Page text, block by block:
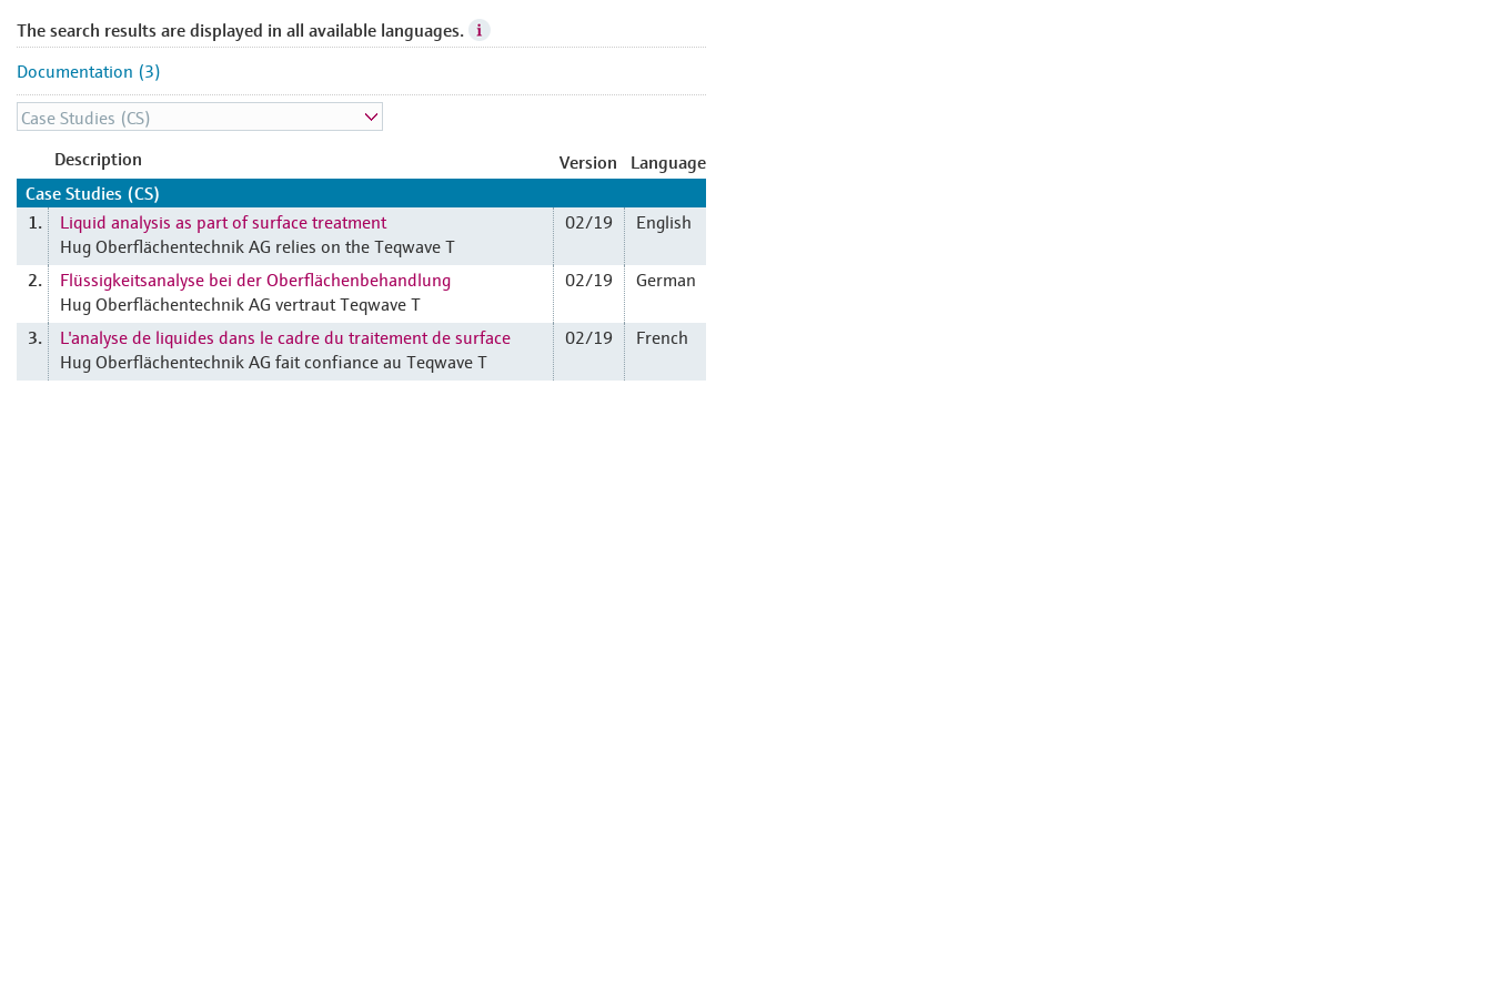
The search results are displayed in all available languages.
Documentation (3)
Description Version
Language
Case Studies (CS)
1.
Liquid analysis as part of surface treatment
Hug Oberflächentechnik AG relies on the Teqwave T
02/19 English
2.
Flüssigkeitsanalyse bei der Oberflächenbehandlung
Hug Oberflächentechnik AG vertraut Teqwave T
02/19 German
3.
L'analyse de liquides dans le cadre du traitement de surface
Hug Oberflächentechnik AG fait confiance au Teqwave T
02/19 French